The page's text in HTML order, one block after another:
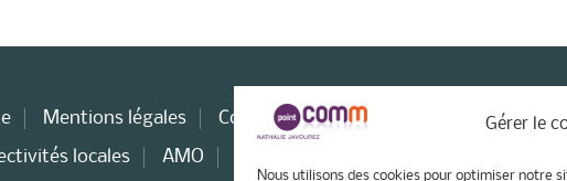
Gérer le
Nous utilisons des cookies pour optimiser notre
L’ARTICLE
Mentions légales Consultant web
Stratégie WEB
locales AMO